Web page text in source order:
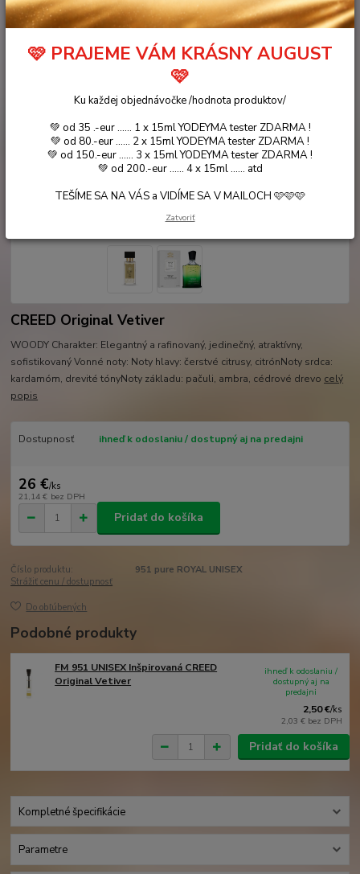
- 26 %
CREED Original Vetiver
WOODY Charakter: Elegantný a rafinovaný, jedinečný, atraktívny,
sofistikovaný Vonné noty: Noty hlavy: čerstvé citrusy, citrónNoty srdca:
kardamóm, drevité tónyNoty základu: pačuli, ambra, cédrové drevo celý
popis
Dostupnosť ihneď k odoslaniu / dostupný aj na predajni
26 €/ks
21,14 € bez DPH
Pridať do košíka
Číslo produktu:
951 pure ROYAL UNISEX
Strážiť cenu / dostupnosť
Do obľúbených
Podobné produkty
FM 951 UNISEX Inšpirovaná CREED
Original Vetiver
2,50 €/ks
2,03 € bez DPH
ihneď k odoslaniu /
dostupný aj na
predajni
Pridať do košíka
Kompletné špecifikácie
Parametre
🩷 PRAJEME VÁM KRÁSNY AUGUST
🩷
Ku každej objednávočke /hodnota produktov/
💚 od 35 .-eur ...... 1 x 15ml YODEYMA tester ZDARMA !
💚 od 80.-eur ...... 2 x 15ml YODEYMA tester ZDARMA !
💚 od 150.-eur ...... 3 x 15ml YODEYMA tester ZDARMA !
💚 od 200.-eur ...... 4 x 15ml ...... atd
TEŠÍME SA NA VÁS a VIDÍME SA V MAILOCH 🩷🩷🩷
Zatvoriť